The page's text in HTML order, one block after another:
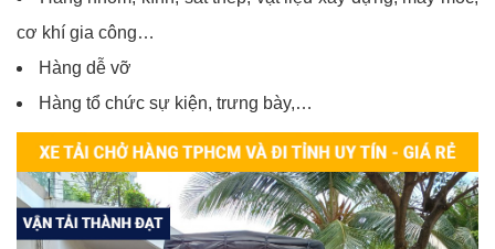
cơ khí gia công…
Hàng dễ vỡ
Hàng tổ chức sự kiện, trưng bày,…